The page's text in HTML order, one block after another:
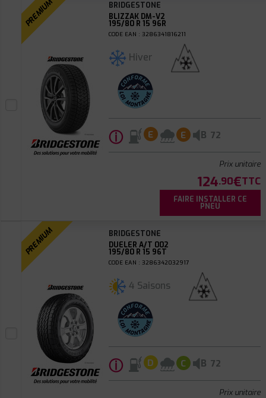
PREMIUM
BRIDGESTONE
BLIZZAK DM-V2
195/80 R 15 96R
CODE EAN : 3286341816211
Hiver
ⓘ E E B 72
Prix unitaire
124.90€TTC
FAIRE INSTALLER CE
PNEU
PREMIUM
BRIDGESTONE
DUELER A/T 002
195/80 R 15 96T
CODE EAN : 3286342032917
4 Saisons
ⓘ D C B 72
Prix unitaire